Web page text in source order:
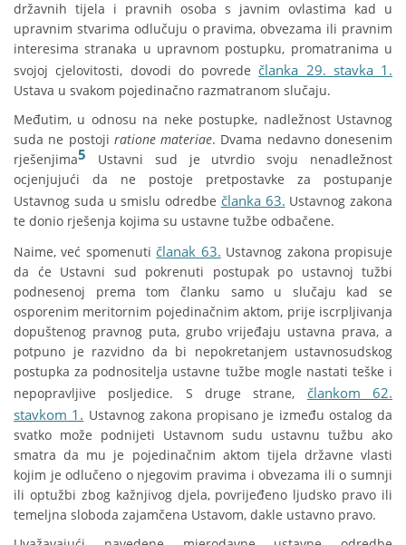
državnih tijela i pravnih osoba s javnim ovlastima kad u
upravnim stvarima odlučuju o pravima, obvezama ili pravnim
interesima stranaka u upravnom postupku, promatranima u
svojoj cjelovitosti, dovodi do povrede članka 29. stavka 1.
Ustava u svakom pojedinačno razmatranom slučaju.
Međutim, u odnosu na neke postupke, nadležnost Ustavnog
suda ne postoji ratione materiae. Dvama nedavno donesenim
rješenjima5 Ustavni sud je utvrdio svoju nenadležnost
ocjenjujući da ne postoje pretpostavke za postupanje
Ustavnog suda u smislu odredbe članka 63. Ustavnog zakona
te donio rješenja kojima su ustavne tužbe odbačene.
Naime, već spomenuti članak 63. Ustavnog zakona propisuje
da će Ustavni sud pokrenuti postupak po ustavnoj tužbi
podnesenoj prema tom članku samo u slučaju kad se
osporenim meritornim pojedinačnim aktom, prije iscrpljivanja
dopuštenog pravnog puta, grubo vrijeđaju ustavna prava, a
potpuno je razvidno da bi nepokretanjem ustavnosudskog
postupka za podnositelja ustavne tužbe mogle nastati teške i
nepopravljive posljedice. S druge strane, člankom 62.
stavkom 1. Ustavnog zakona propisano je između ostalog da
svatko može podnijeti Ustavnom sudu ustavnu tužbu ako
smatra da mu je pojedinačnim aktom tijela državne vlasti
kojim je odlučeno o njegovim pravima i obvezama ili o sumnji
ili optužbi zbog kažnjivog djela, povrijeđeno ljudsko pravo ili
temeljna sloboda zajamčena Ustavom, dakle ustavno pravo.